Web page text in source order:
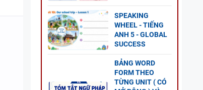
SPEAKING
WHEEL - TIẾNG
ANH 5 - GLOBAL
SUCCESS
BẢNG WORD
FORM THEO
TỪNG UNIT ( CÓ